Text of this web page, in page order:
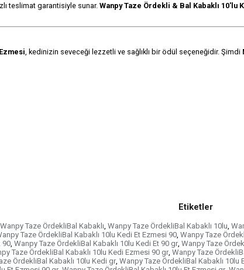
teslimat garantisiyle sunar. Wanpy Taze Ördekli & Bal Kabaklı 10'lu
, kedinizin seveceği lezzetli ve sağlıklı bir ödül seçeneğidir. Şimdi
Etiketler
Wanpy Taze ÖrdekliBal Kabaklı, Wanpy Taze ÖrdekliBal Kabaklı 10lu,
Taze ÖrdekliBal Kabaklı 10lu Kedi Et Ezmesi 90, Wanpy Taze
90, Wanpy Taze ÖrdekliBal Kabaklı 10lu Kedi Et 90 gr, Wanpy Taze
Taze ÖrdekliBal Kabaklı 10lu Kedi Ezmesi 90 gr, Wanpy Taze
ÖrdekliBal Kabaklı 10lu Kedi gr, Wanpy Taze ÖrdekliBal Kabaklı 10lu